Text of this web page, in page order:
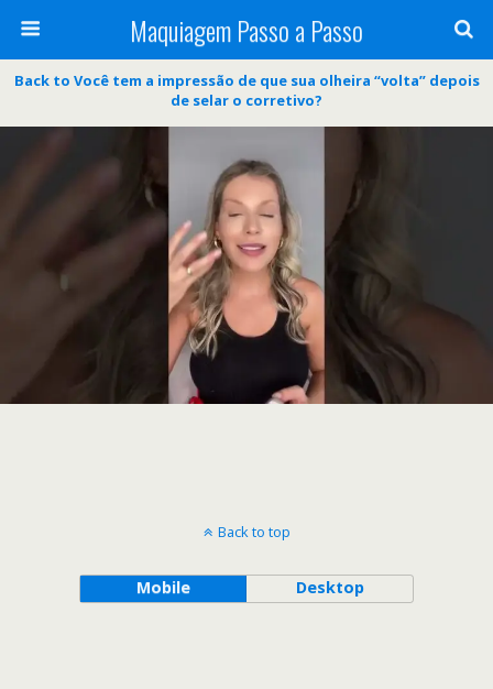
Maquiagem Passo a Passo
Back to Você tem a impressão de que sua olheira “volta” depois
de selar o corretivo?
Back to top
Mobile Desktop